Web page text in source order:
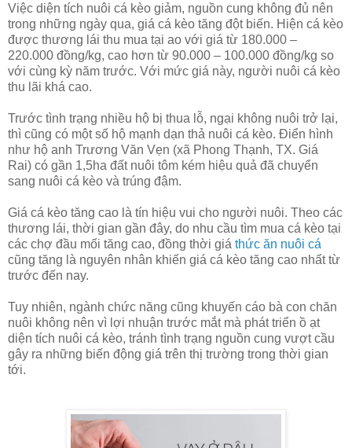
Việc diện tích nuôi cá kèo giảm, nguồn cung không đủ nên
trong những ngày qua, giá cá kèo tăng đột biến. Hiện cá kèo
được thương lái thu mua tại ao với giá từ 180.000 –
220.000 đồng/kg, cao hơn từ 90.000 – 100.000 đồng/kg so
với cùng kỳ năm trước. Với mức giá này, người nuôi cá kèo
thu lãi khá cao.
Trước tình trạng nhiều hộ bị thua lỗ, ngại không nuôi trở lại,
thì cũng có một số hộ mạnh dạn thả nuôi cá kèo. Điển hình
như hộ anh Trương Văn Vẹn (xã Phong Thạnh, TX. Giá
Rai) có gần 1,5ha đất nuôi tôm kém hiệu quả đã chuyển
sang nuôi cá kèo và trúng đậm.
Giá cá kèo tăng cao là tín hiệu vui cho người nuôi. Theo các
thương lái, thời gian gần đây, do nhu cầu tìm mua cá kèo tại
các chợ đầu mối tăng cao, đồng thời giá thức ăn nuôi cá
cũng tăng là nguyên nhân khiến giá cá kèo tăng cao nhất từ
trước đến nay.
Tuy nhiên, ngành chức năng cũng khuyến cáo bà con chăn
nuôi không nên vì lợi nhuận trước mắt mà phát triển ồ ạt
diện tích nuôi cá kèo, tránh tình trạng nguồn cung vượt cầu
gây ra những biến động giá trên thị trường trong thời gian
tới.